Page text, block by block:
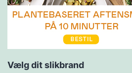
Vælg dit slikbrand